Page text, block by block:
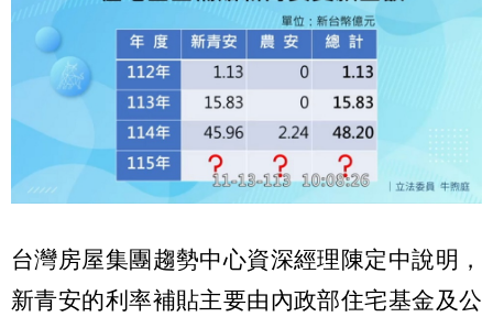
台灣房屋集團趨勢中心資深經理陳定中說明，
新青安的利率補貼主要由內政部住宅基金及公